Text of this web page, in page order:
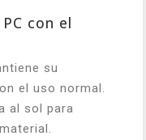
con el
su
el uso normal.
al sol para